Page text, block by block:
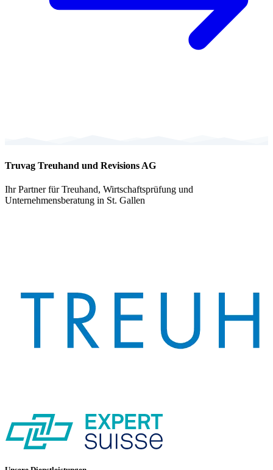
Truvag Treuhand und Revisions AG
Ihr Partner für Treuhand, Wirtschaftsprüfung und
Unternehmensberatung in St. Gallen